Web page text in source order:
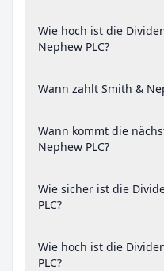
Wie hoch ist die
Nephew PLC?
Wann zahlt Smith &
Wann kommt die
Nephew PLC?
Wie sicher ist die
PLC?
Wie hoch ist die
PLC?